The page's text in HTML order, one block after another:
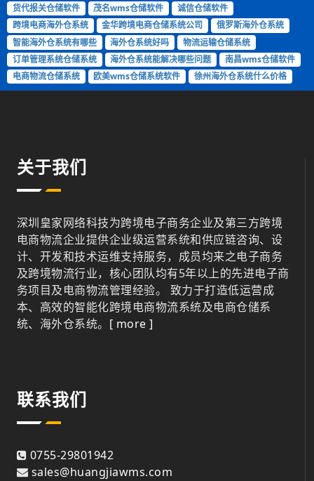
货代报关仓储软件
茂名wms仓储软件
诚信仓储软件
跨境电商海外仓系统
金华跨境电商仓储系统公司
俄罗斯海外仓系统
智能海外仓系统有哪些
海外仓系统好吗
物流运输仓储系统
订单管理系统仓储系统
海外仓系统能解决哪些问题
南昌wms仓储软件
电商物流仓储系统
欧美wms仓储系统软件 徐州海外仓系统什么价格
关于我们
深圳皇家网络科技为跨境电子商务企业及第三方跨境
电商物流企业提供企业级运营系统和供应链咨询、设
计、开发和技术运维支持服务，成员均来之电子商务
及跨境物流行业，核心团队均有5年以上的先进电子商
务项目及电商物流管理经验。 致力于打造低运营成
本、高效的智能化跨境电商物流系统及电商仓储系
统、海外仓系统。 [ more ]
联系我们
0755-29801942
sales@huangjiawms.com